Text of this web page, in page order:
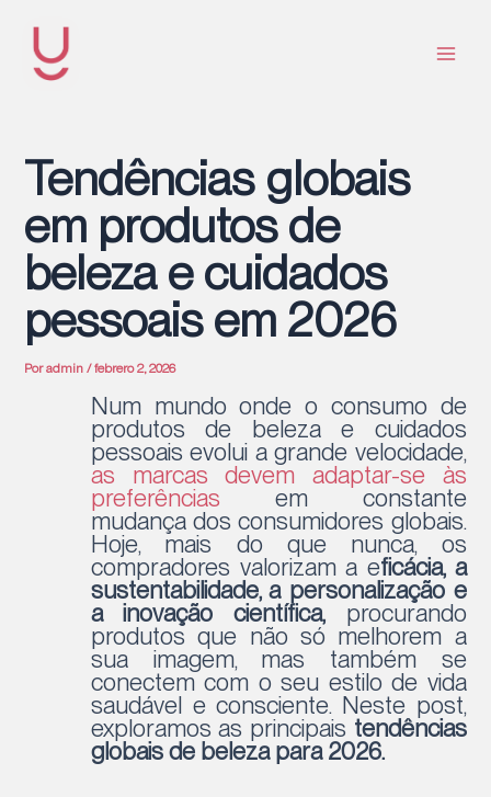
contenido
Tendências globais
em produtos de
beleza e cuidados
pessoais em 2026
Poradmin/febrero 2, 2026
Num mundo onde o consumo de
produtos de beleza e cuidados
pessoais evolui a grande velocidade,
as marcas devem adaptar-se às
preferências em constante
mudança dos consumidores globais.
Hoje, mais do que nunca, os
compradores valorizam a eficácia, a
sustentabilidade, a personalização e
a inovação científica, procurando
produtos que não só melhorem a
sua imagem, mas também se
conectem com o seu estilo de vida
saudável e consciente. Neste post,
exploramos as principais tendências
globais de beleza para 2026.